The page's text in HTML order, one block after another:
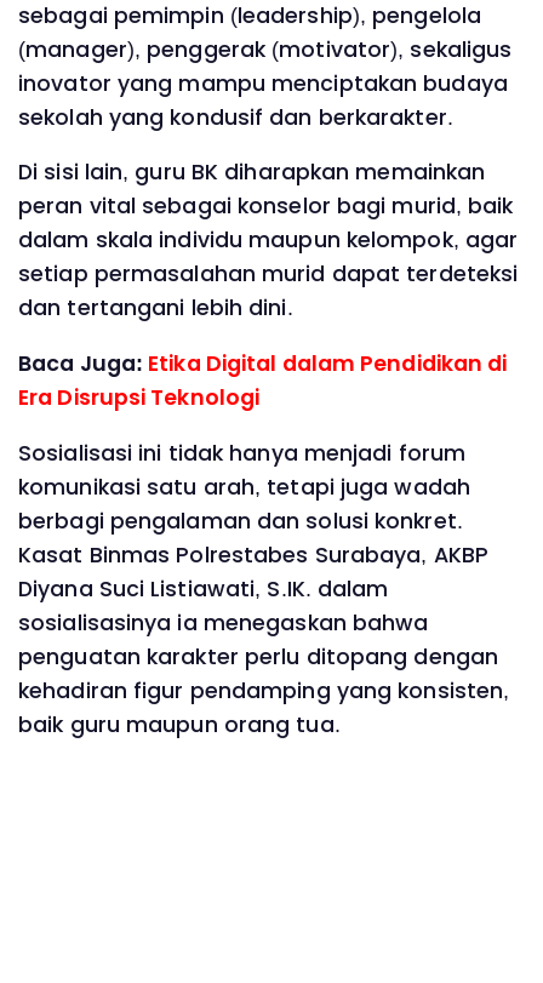
sebagai pemimpin (leadership), pengelola
(manager), penggerak (motivator), sekaligus
inovator yang mampu menciptakan budaya
sekolah yang kondusif dan berkarakter.
Di sisi lain, guru BK diharapkan memainkan
peran vital sebagai konselor bagi murid, baik
dalam skala individu maupun kelompok, agar
setiap permasalahan murid dapat terdeteksi
dan tertangani lebih dini.
Baca Juga: Etika Digital dalam Pendidikan di
Era Disrupsi Teknologi
Sosialisasi ini tidak hanya menjadi forum
komunikasi satu arah, tetapi juga wadah
berbagi pengalaman dan solusi konkret.
Kasat Binmas Polrestabes Surabaya, AKBP
Diyana Suci Listiawati, S.IK. dalam
sosialisasinya ia menegaskan bahwa
penguatan karakter perlu ditopang dengan
kehadiran figur pendamping yang konsisten,
baik guru maupun orang tua.